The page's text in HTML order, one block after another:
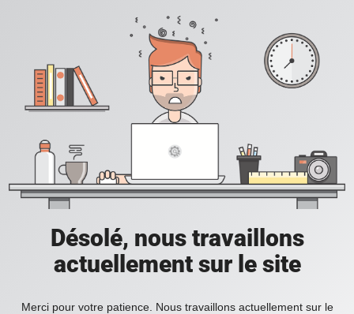
Désolé, nous travaillons
actuellement sur le site
Merci pour votre patience. Nous travaillons actuellement sur le